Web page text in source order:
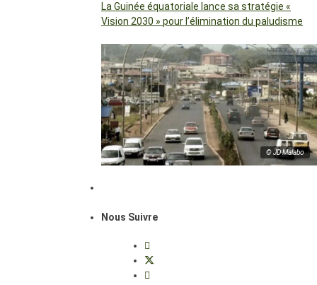
La Guinée équatoriale lance sa stratégie «
Vision 2030 » pour l’élimination du paludisme
© JD Malabo
Nous Suivre